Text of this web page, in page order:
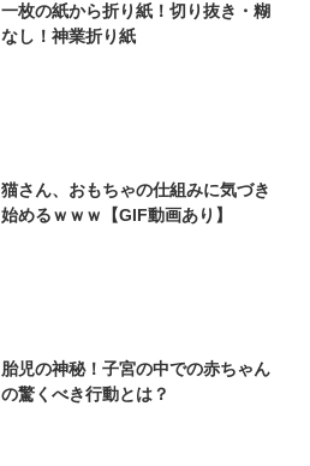
一枚の紙から折り紙！切り抜き・糊
なし！神業折り紙
猫さん、おもちゃの仕組みに気づき
始めるｗｗｗ【GIF動画あり】
胎児の神秘！子宮の中での赤ちゃん
の驚くべき行動とは？